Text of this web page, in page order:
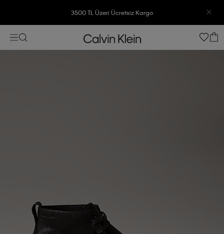
3500 TL Üzeri Ücretsiz Kargo
7500 TL Ve Üzeri Alışverişlerinizde 6 Taksit İmkanı